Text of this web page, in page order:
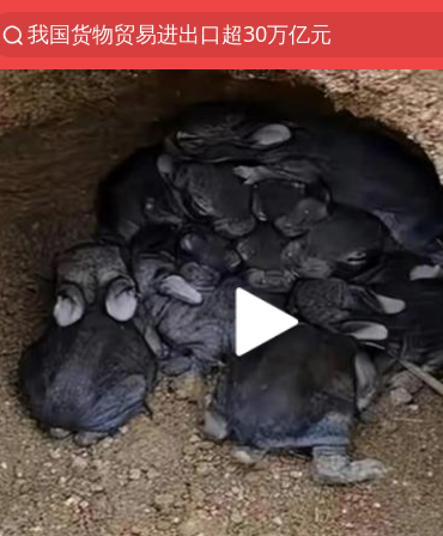
我国货物贸易进出口超30万亿元
上半年我国机械工业经济运行稳中有进
台风白海豚加强
官方通报教师招聘笔试前13名被淘汰
国防部回应日本试射“战斧”导弹
广东雷州通报特教老师招聘违规事件
A股三大股指收涨
“立秋的第一杯奶茶”又爆单了
泰国校园枪击案死亡人数升至7人
泰国枪击案凶手先杀祖父母后行凶
宇树科技中一签需缴款7.54万元